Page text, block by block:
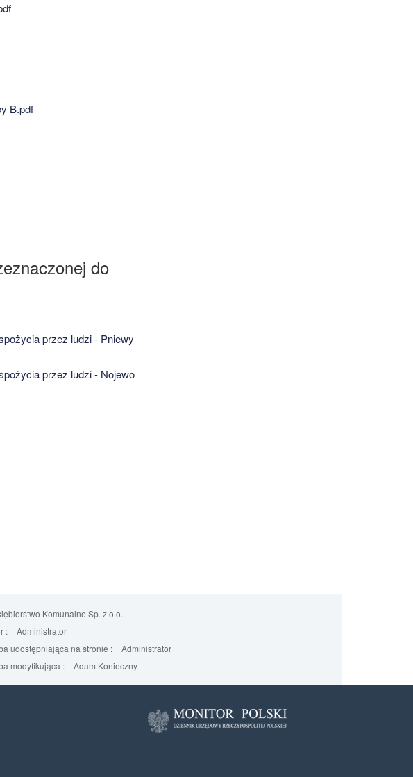
B.pdf
do
przez ludzi - Pniewy
przez ludzi - Nojewo
Komunalne Sp. z o.o.
:
Administrator
udostępniająca na stronie :
Administrator
modyfikująca : Adam Konieczny